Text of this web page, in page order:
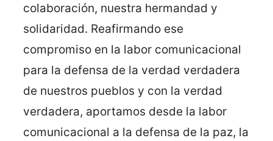
colaboración, nuestra hermandad y
solidaridad. Reafirmando ese
compromiso en la labor comunicacional
para la defensa de la verdad verdadera
de nuestros pueblos y con la verdad
verdadera, aportamos desde la labor
comunicacional a la defensa de la paz, la